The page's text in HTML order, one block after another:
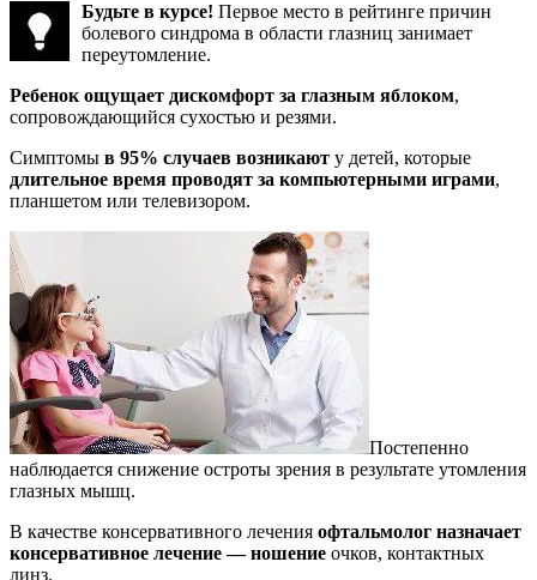
Будьте в курсе! Первое место в рейтинге причин
болевого синдрома в области глазниц занимает
переутомление.
Ребенок ощущает дискомфорт за глазным яблоком,
сопровождающийся сухостью и резями.
Симптомы в 95% случаев возникают у детей, которые
длительное время проводят за компьютерными играми,
планшетом или телевизором.
Постепенно
наблюдается снижение остроты зрения в результате утомления
глазных мышц.
В качестве консервативного лечения офтальмолог назначает
консервативное лечение — ношение очков, контактных
линз.